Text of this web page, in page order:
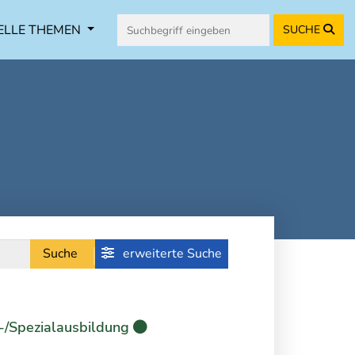
THEMEN SUCHE
Suche erweiterte Suche
Spezialausbildung